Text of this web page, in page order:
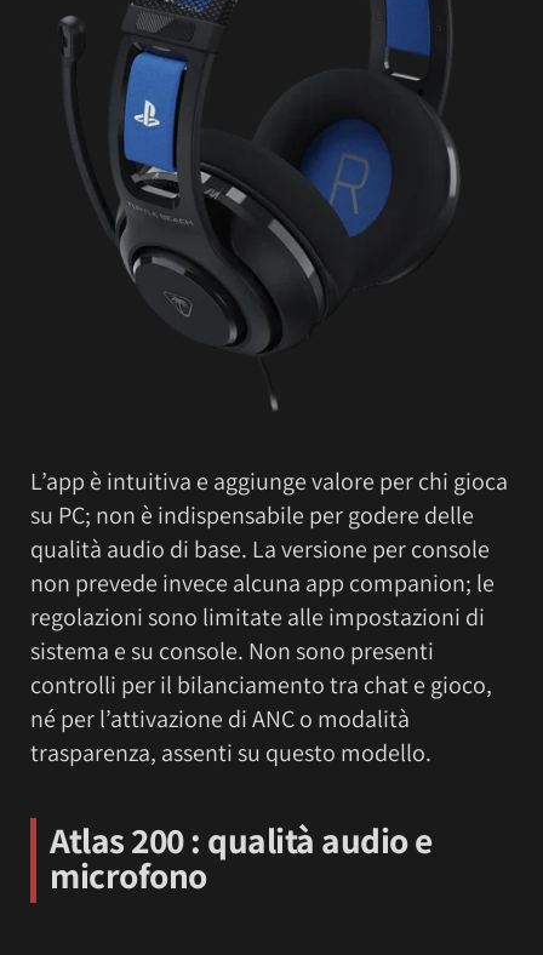
L’app è intuitiva e aggiunge valore per chi gioca
su PC; non è indispensabile per godere delle
qualità audio di base. La versione per console
non prevede invece alcuna app companion; le
regolazioni sono limitate alle impostazioni di
sistema e su console. Non sono presenti
controlli per il bilanciamento tra chat e gioco,
né per l’attivazione di ANC o modalità
trasparenza, assenti su questo modello.
Atlas 200 : qualità audio e
microfono